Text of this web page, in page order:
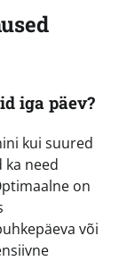
iga päev?
kui suured
ka need
on
või